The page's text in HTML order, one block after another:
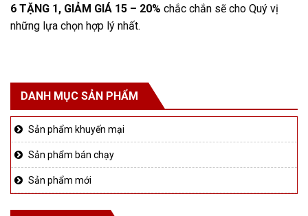
DANH MỤC SẢN PHẨM
Sản phẩm khuyến mại
Sản phẩm bán chạy
Sản phẩm mới
6 TẶNG 1, GIẢM GIÁ 15 – 20% chắc chắn sẽ cho Quý vị
những lựa chọn hợp lý nhất.